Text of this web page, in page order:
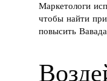
Маркетологи
чтобы найти
повысить